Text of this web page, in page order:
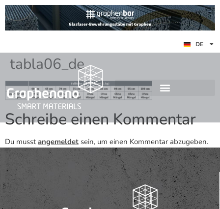
DE
ES
EN
tabla06_de
Schreibe einen Kommentar
Du musstangemeldet sein, um einen Kommentar abzugeben.